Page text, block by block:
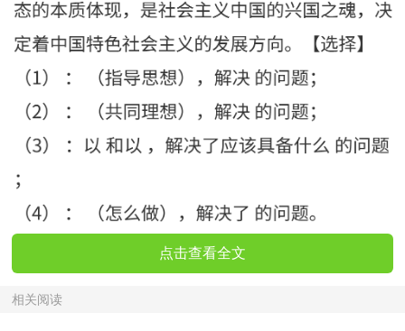
点击查看全文
相关阅读